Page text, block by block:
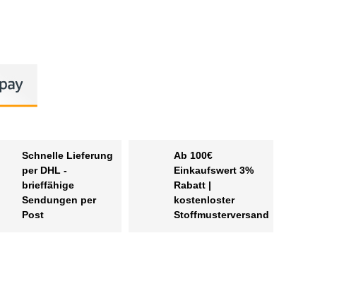
Schnelle Lieferung
per DHL -
brieffähige
Sendungen per
Post
Ab 100€
Einkaufswert 3%
Rabatt |
kostenloster
Stoffmusterversand